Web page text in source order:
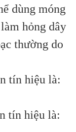
dùng móng
hỏng dây
thường do
tín hiệu là:
tín hiệu là: